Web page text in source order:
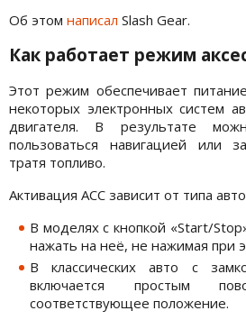
Об этом написал Slash Gear.
Как работает режим
Этот режим обеспечивает
некоторых электронных систем
двигателя. В результате
пользоваться навигацией или
тратя топливо.
Активация ACC зависит от типа
В моделях с кнопкой «Start/
нажать на неё, не нажимая при
В классических авто с
включается простым
соответствующее положение.